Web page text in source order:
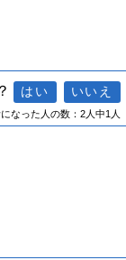
なった人の数：2人中1人